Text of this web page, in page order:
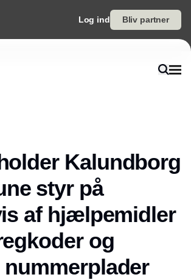
Log ind Bliv partner
Kalundborg
styr på
af hjælpemidler
og